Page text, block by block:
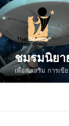
ข้าม
ไป
ยัง
บทความ
ชมรมนิยา
เพื่อส่งเสริม การเ